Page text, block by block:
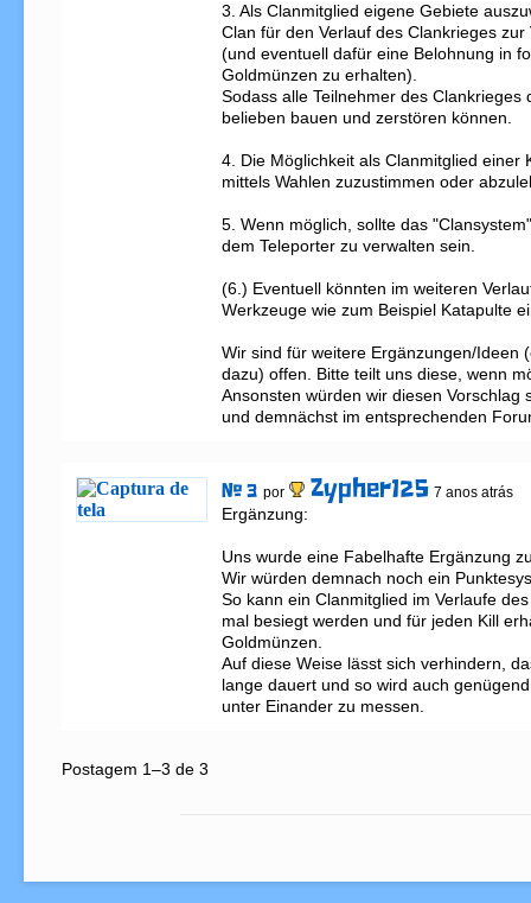
3. Als Clanmitglied eigene Gebiete
Clan für den Verlauf des Clankrieges
(und eventuell dafür eine Belohnung in
Goldmünzen zu erhalten).
Sodass alle Teilnehmer des Clankrieges
belieben bauen und zerstören können.
4. Die Möglichkeit als Clanmitglied einer
mittels Wahlen zuzustimmen oder
5. Wenn möglich, sollte das
dem Teleporter zu verwalten sein.
(6.) Eventuell könnten im weiteren
Werkzeuge wie zum Beispiel Katapulte
Wir sind für weitere Ergänzungen/Ideen
dazu) offen. Bitte teilt uns diese, wenn
Ansonsten würden wir diesen Vorschlag
und demnächst im entsprechenden
# 3 por Zypher125 7 anos atrás
Ergänzung:
Uns wurde eine Fabelhafte Ergänzung
Wir würden demnach noch ein
So kann ein Clanmitglied im Verlaufe
mal besiegt werden und für jeden Kill
Goldmünzen.
Auf diese Weise lässt sich verhindern,
lange dauert und so wird auch
unter Einander zu messen.
Postagem 1–3 de 3